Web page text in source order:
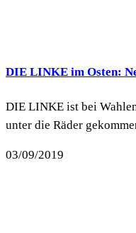
DIE LINKE im Osten:
DIE LINKE ist bei
unter die Räder
03/09/2019